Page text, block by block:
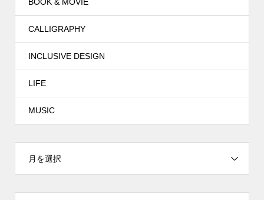
CALLIGRAPHY
INCLUSIVE DESIGN
LIFE
MUSIC
月を選択